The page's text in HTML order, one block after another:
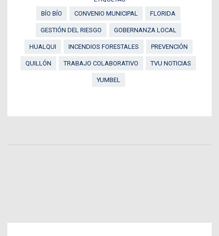
BÍO BÍO
CONVENIO MUNICIPAL FLORIDA
GESTIÓN DEL RIESGO GOBERNANZA LOCAL
HUALQUI INCENDIOS FORESTALES PREVENCIÓN
QUILLÓN TRABAJO COLABORATIVO TVU NOTICIAS
YUMBEL